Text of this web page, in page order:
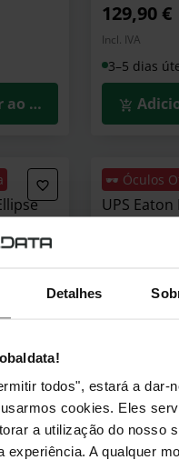
Detalhes
todos", estará a dar-
cookies. Eles
a utilização do nosso
experiência. A qualquer
Carrinho
129,90 €
Incl. IVA
3–5 dias
ao Carrinho
🕶️ Óculos
UPS Eaton
interactive
900VA/
Incl. IVA
2 em stock